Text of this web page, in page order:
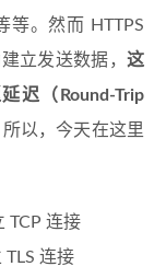
等。然而 HTTPS
立发送数据， 这
迟（Round-Trip
所以，今天在这里
TCP 连接
TLS 连接